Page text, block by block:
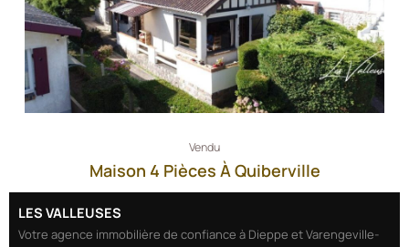
Vendu
Maison 4 Pièces À Quiberville
LES VALLEUSES
Votre agence immobilière de confiance à Dieppe et Varengeville-